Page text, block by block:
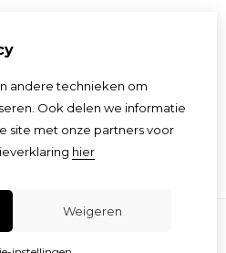
andere technieken om
Ook delen we informatie
site met onze partners voor
hier
Weigeren